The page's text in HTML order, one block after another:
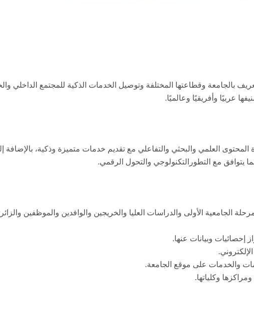
بالجامعة وقطاعتها المختلفة وتوصيل الخدمات الذكية للمجتمع الداخلي
عربيًا وأفريقيًا وعالميًا.
العلمي والبحثي والتفاعلي مع تقديم خدمات متميزة وذكية، بالإضافة
بما يتوافق مع التطورالتكنولوجي والتحول الرقمي.
الجامعية الأولى والدراسات العليا والخريجين والوافدين والموظفين